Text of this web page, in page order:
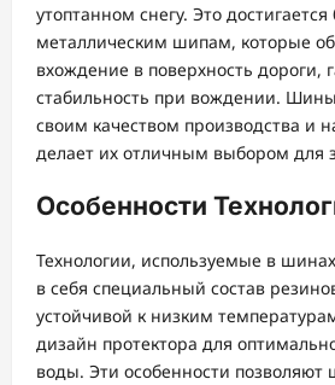
утоптанном снегу. Это достигается
металлическим шипам, которые
вхождение в поверхность дороги,
стабильность при вождении.
своим качеством производства и
делает их отличным выбором для
Особенности
Технологии, используемые в
в себя специальный состав
устойчивой к низким
дизайн протектора для
воды. Эти особенности позволяют